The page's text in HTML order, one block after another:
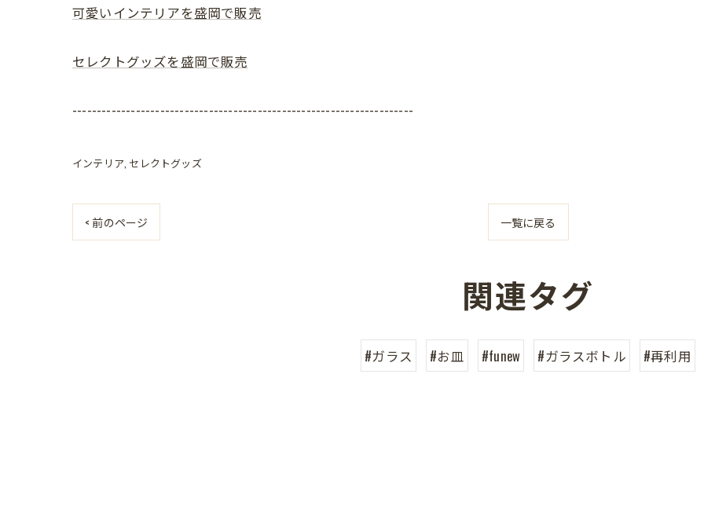
可愛いインテリアを盛岡で販売
セレクトグッズを盛岡で販売
----------------------------------------------------------------------
インテリア セレクトグッズ
< 前のページ 一覧に戻る
関連タグ
#ガラス #お皿 #funew #ガラスボトル #再利用